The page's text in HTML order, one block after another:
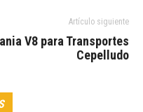
Artículo siguiente
V8 para Transportes
Cepelludo